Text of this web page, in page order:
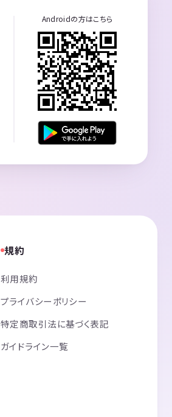
Androidの方はこちら
規約
利用規約
プライバシーポリシー
特定商取引法に基づく表記
ガイドライン一覧